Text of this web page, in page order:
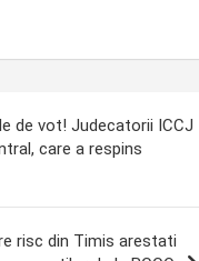
de vot! Judecatorii ICCJ
care a respins
risc din Timis arestati